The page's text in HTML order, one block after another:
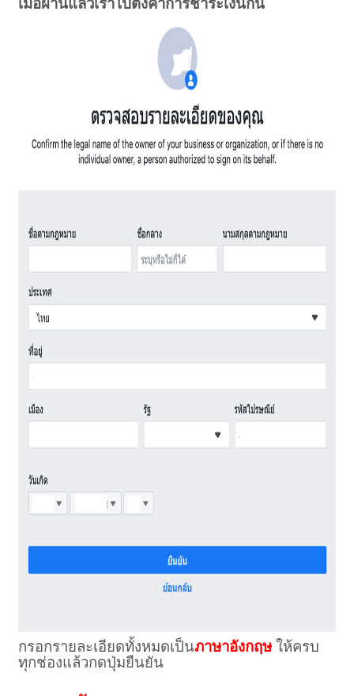
เมื่อผ่านแล้วเราไปตั้งค่าการชำระเงินกัน
กรอกรายละเอียดทั้งหมดเป็นภาษาอังกฤษให้ครบ
ทุกช่องแล้วกดปุ่มยืนยัน